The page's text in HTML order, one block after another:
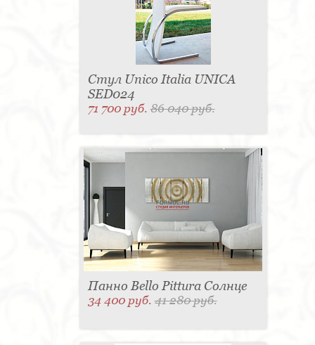
Стул Unico Italia UNICA
SED024
71 700 руб.86 040 руб.
Панно Bello Pittura Солнце
34 400 руб.41 280 руб.